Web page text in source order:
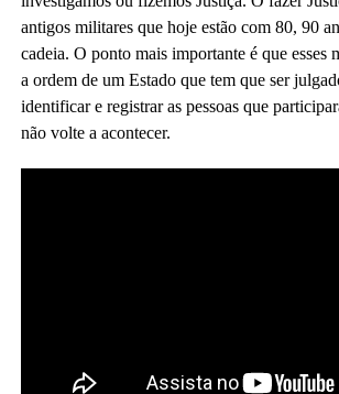
antigos militares que hoje estão com 80, 90
cadeia. O ponto mais importante é que esses
a ordem de um Estado que tem que ser
identificar e registrar as pessoas que
não volte a acontecer.